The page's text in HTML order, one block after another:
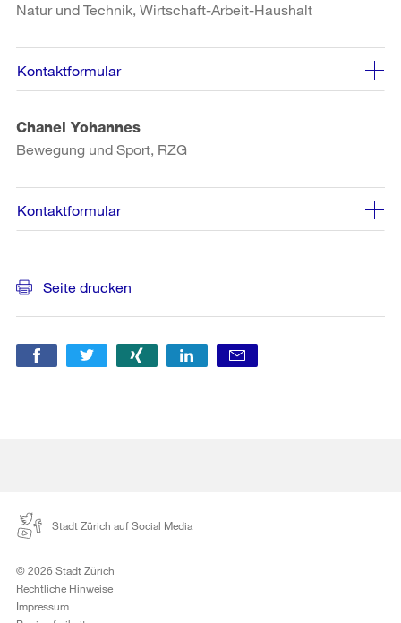
Natur und Technik, Wirtschaft-Arbeit-Haushalt
Kontaktformular
Chanel Yohannes
Bewegung und Sport, RZG
Kontaktformular
Informationen
Seite drucken
Stadt Zürich auf Social Media
© 2026 Stadt Zürich
Rechtliche Hinweise
Impressum